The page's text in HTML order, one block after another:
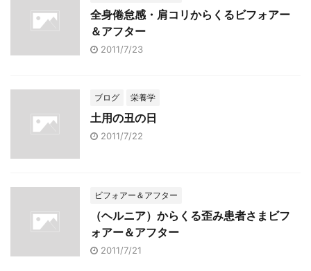
全身倦怠感・肩コリからくるビフォアー
＆アフター
2011/7/23
ブログ 栄養学
土用の丑の日
2011/7/22
ビフォアー＆アフター
（ヘルニア）からくる歪み患者さまビフ
ォアー＆アフター
2011/7/21